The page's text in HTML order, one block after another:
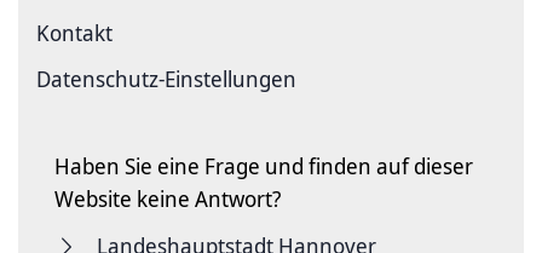
Kontakt
Datenschutz-Einstellungen
Haben Sie eine Frage und finden auf dieser
Website keine Antwort?
Landeshauptstadt Hannover